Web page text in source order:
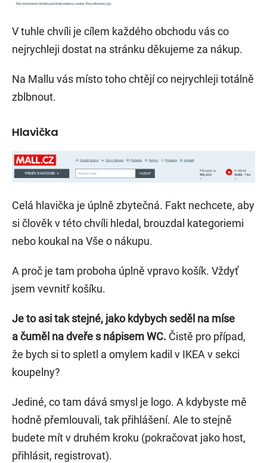
V tuhle chvíli je cílem každého obchodu vás co
nejrychleji dostat na stránku děkujeme za nákup.
Na Mallu vás místo toho chtějí co nejrychleji totálně
zblbnout.
Hlavička
Celá hlavička je úplně zbytečná. Fakt nechcete, aby
si člověk v této chvíli hledal, brouzdal kategoriemi
nebo koukal na Vše o nákupu.
A proč je tam proboha úplně vpravo košík. Vždyť
jsem vevnitř košíku.
Je to asi tak stejné, jako kdybych seděl na míse
a čuměl na dveře s nápisem WC. Čistě pro případ,
že bych si to spletl a omylem kadil v IKEA v sekci
koupelny?
Jediné, co tam dává smysl je logo. A kdybyste mě
hodně přemlouvali, tak přihlášení. Ale to stejně
budete mít v druhém kroku (pokračovat jako host,
přihlásit, registrovat).